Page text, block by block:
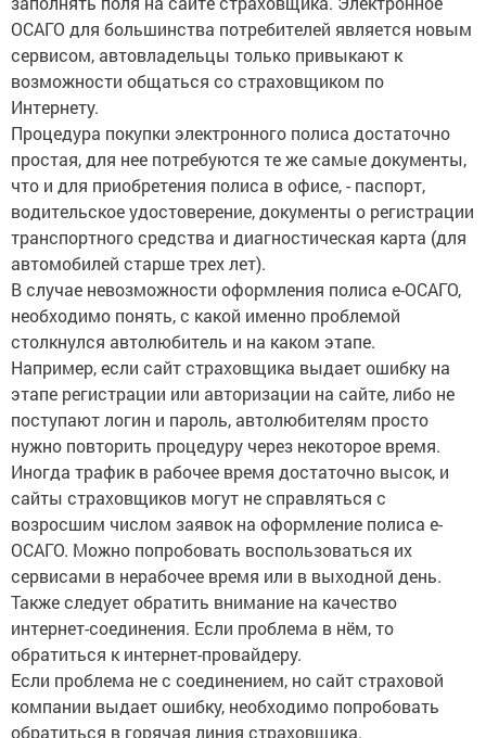
ОСАГО для большинства потребителей является новым
сервисом, автовладельцы только привыкают к
возможности общаться со страховщиком по
Интернету.
Процедура покупки электронного полиса достаточно
простая, для нее потребуются те же самые документы,
что и для приобретения полиса в офисе, - паспорт,
водительское удостоверение, документы о регистрации
транспортного средства и диагностическая карта (для
автомобилей старше трех лет).
В случае невозможности оформления полиса е-ОСАГО,
необходимо понять, с какой именно проблемой
столкнулся автолюбитель и на каком этапе.
Например, если сайт страховщика выдает ошибку на
этапе регистрации или авторизации на сайте, либо не
поступают логин и пароль, автолюбителям просто
нужно повторить процедуру через некоторое время.
Иногда трафик в рабочее время достаточно высок, и
сайты страховщиков могут не справляться с
возросшим числом заявок на оформление полиса е-
ОСАГО. Можно попробовать воспользоваться их
сервисами в нерабочее время или в выходной день.
Также следует обратить внимание на качество
интернет-соединения. Если проблема в нём, то
обратиться к интернет-провайдеру.
Если проблема не с соединением, но сайт страховой
компании выдает ошибку, необходимо попробовать
обратиться в горячая линия страховщика.